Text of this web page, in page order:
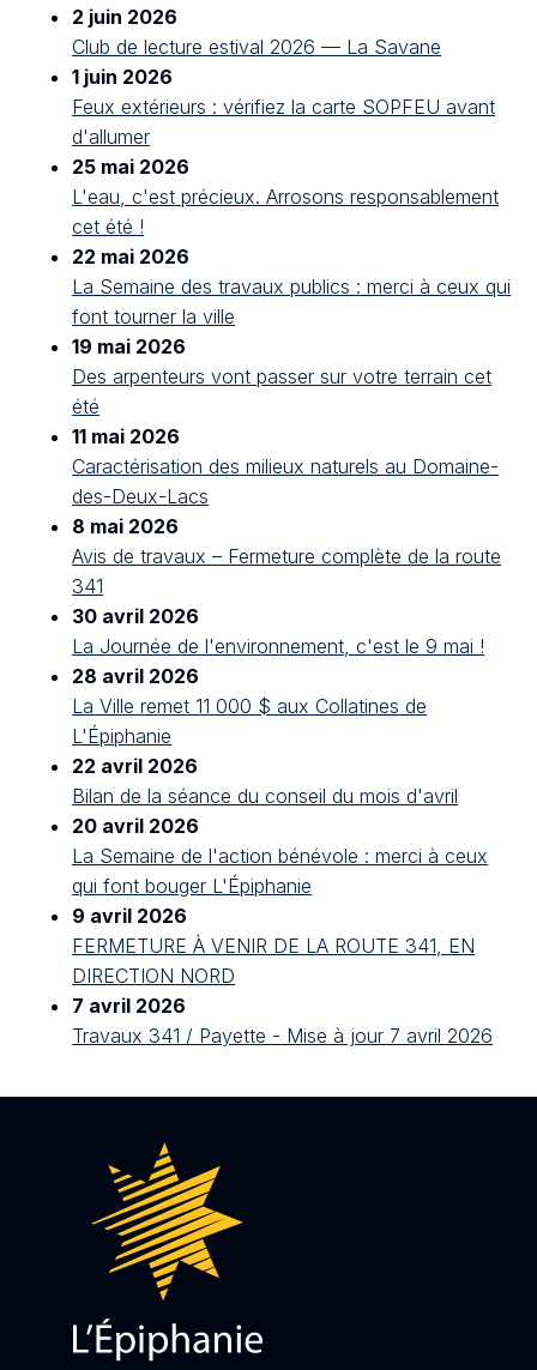
2 juin 2026
Club de lecture estival 2026 — La Savane
1 juin 2026
Feux extérieurs : vérifiez la carte SOPFEU avant
d'allumer
25 mai 2026
L'eau, c'est précieux. Arrosons responsablement
cet été !
22 mai 2026
La Semaine des travaux publics : merci à ceux qui
font tourner la ville
19 mai 2026
Des arpenteurs vont passer sur votre terrain cet
été
11 mai 2026
Caractérisation des milieux naturels au Domaine-
des-Deux-Lacs
8 mai 2026
Avis de travaux – Fermeture complète de la route
341
30 avril 2026
La Journée de l'environnement, c'est le 9 mai !
28 avril 2026
La Ville remet 11 000 $ aux Collatines de
L'Épiphanie
22 avril 2026
Bilan de la séance du conseil du mois d'avril
20 avril 2026
La Semaine de l'action bénévole : merci à ceux
qui font bouger L'Épiphanie
9 avril 2026
FERMETURE À VENIR DE LA ROUTE 341, EN
DIRECTION NORD
7 avril 2026
Travaux 341 / Payette - Mise à jour 7 avril 2026